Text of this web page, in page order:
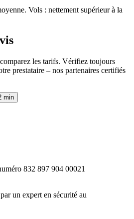
Vols : nettement supérieur à la
les tarifs. Vérifiez toujours
prestataire – nos partenaires certifiés
min
832 897 904 00021
un expert en sécurité au